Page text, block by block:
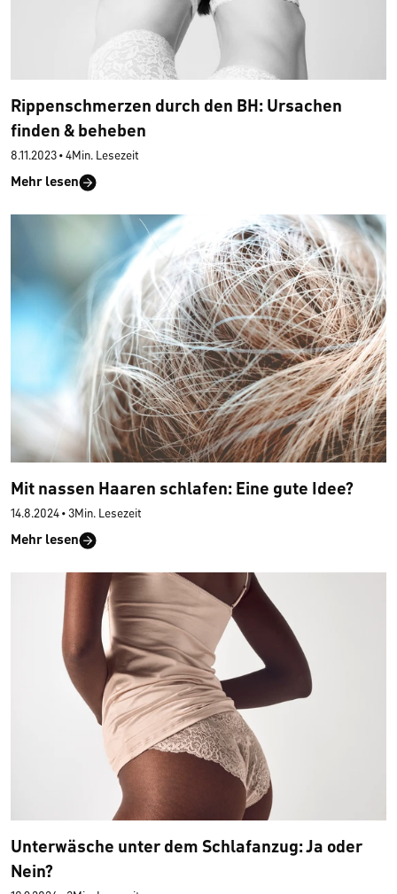
Rippenschmerzen durch den BH: Ursachen
finden & beheben
8.11.2023 • 4Min. Lesezeit
Mehr lesen
Mit nassen Haaren schlafen: Eine gute Idee?
14.8.2024 • 3Min. Lesezeit
Mehr lesen
Unterwäsche unter dem Schlafanzug: Ja oder
Nein?